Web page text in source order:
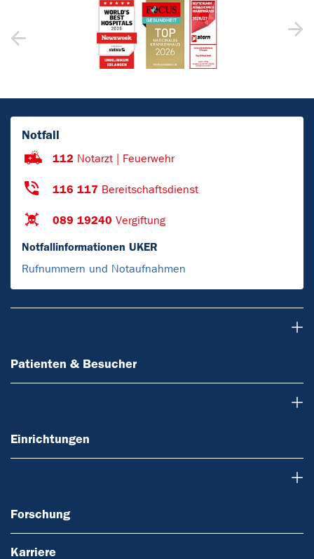
Notfall
112 Notarzt | Feuerwehr
116 117 Bereitschaftsdienst
089 19240 Vergiftung
Notfallinformationen UKER
Rufnummern und Notaufnahmen
Patienten & Besucher
Einrichtungen
Forschung
Karriere